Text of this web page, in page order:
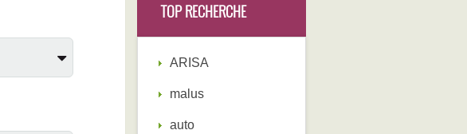
TOP RECHERCHE
ARISA
malus
auto